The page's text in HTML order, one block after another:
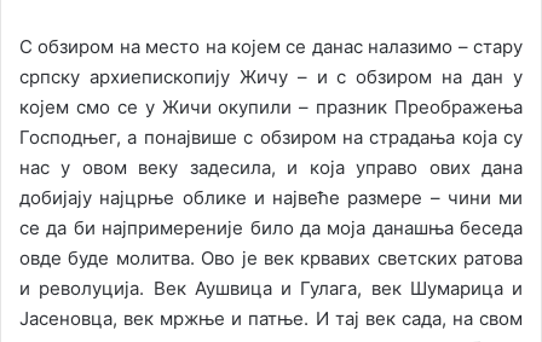
С обзиром на место на којем се данас налазимо – стару
српску архиепископију Жичу – и с обзиром на дан у
којем смо се у Жичи окупили – празник Преображења
Господњег, а понајвише с обзиром на страдања која су
нас у овом веку задесила, и која управо ових дана
добијају најцрње облике и највеће размере – чини ми
се да би најпримереније било да моја данашња беседа
овде буде молитва. Ово је век крвавих светских ратова
и револуција. Век Аушвица и Гулага, век Шумарица и
Јасеновца, век мржње и патње. И тај век сада, на свом